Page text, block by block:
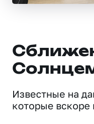
Известные на
которые вскоре